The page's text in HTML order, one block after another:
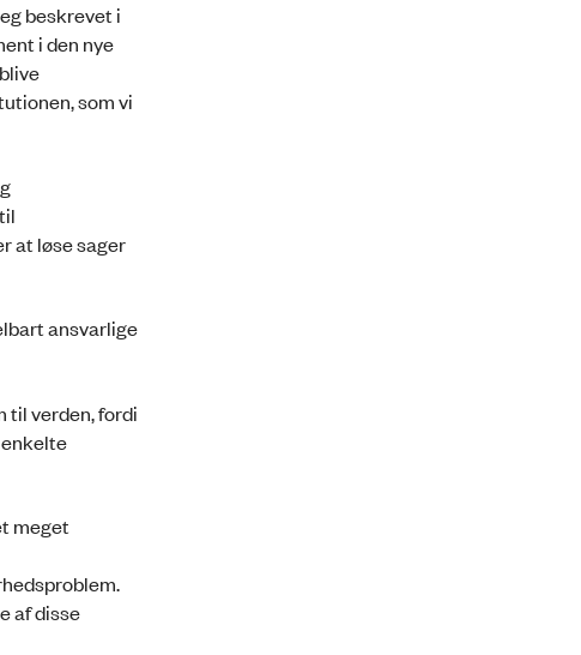
beskrevet i
i den nye
som vi
at løse sager
ansvarlige
til verden, fordi
meget
af disse